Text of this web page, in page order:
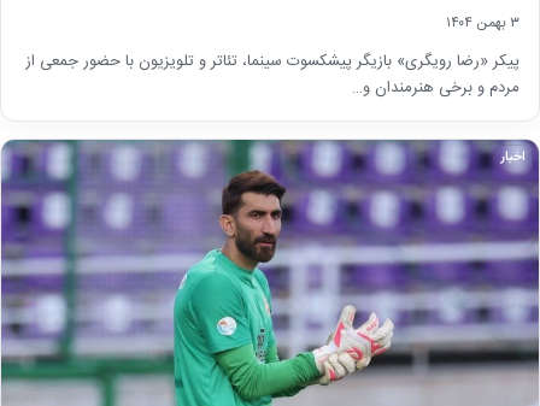
۳ بهمن ۱۴۰۴
پیکر «رضا رویگری» بازیگر پیشکسوت سینما، تئاتر و تلویزیون با حضور جمعی از
مردم و برخی هنرمندان و…
اخبار